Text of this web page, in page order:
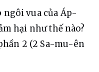
vua của Áp-
hại như thế nào?
2 (2 Sa-mu-ên